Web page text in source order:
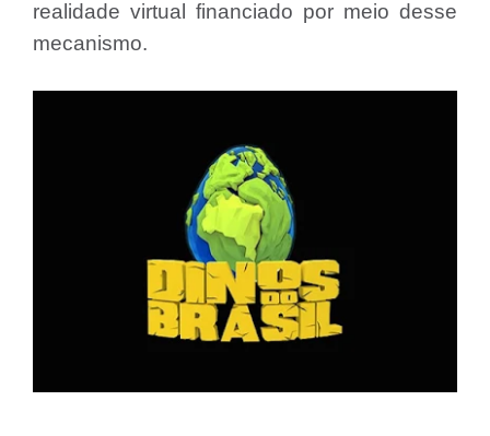
realidade virtual financiado por meio desse
mecanismo.